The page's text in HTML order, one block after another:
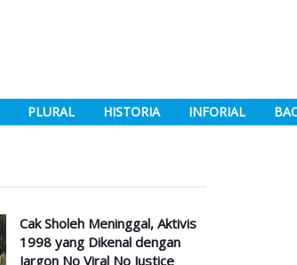
PLURAL HISTORIA INFORIAL
Cak Sholeh Meninggal, Aktivis
1998 yang Dikenal dengan
Jargon No Viral No Justice